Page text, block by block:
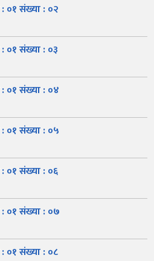
: ०१ संख्या : ०२
: ०१ संख्या : ०३
: ०१ संख्या : ०४
: ०१ संख्या : ०५
: ०१ संख्या : ०६
: ०१ संख्या : ०७
: ०१ संख्या : ०८
सहायक । यहाँहरुलाई म कसरी सहायता गर्न सक्छु भनेर हेर्न कृपया बटनहरुमा
थिच्नुहोस्।